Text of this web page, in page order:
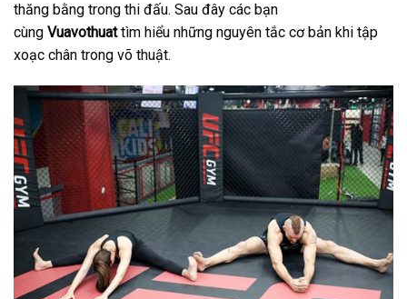
thăng bằng trong thi đấu. Sau đây các bạn
cùng Vuavothuat tìm hiểu những nguyên tắc cơ bản khi tập
xoạc chân trong võ thuật.